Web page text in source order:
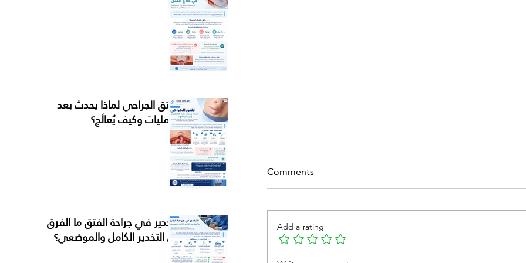
الفتق الجراحي لماذا يحدث بعد
العمليات وكيف يُعالَج؟
التخدير في جراحة الفتق ما الفرق
بين التخدير الكامل والموضعي؟
الفتق الإربي عند الرجال
Comments
Add a rating